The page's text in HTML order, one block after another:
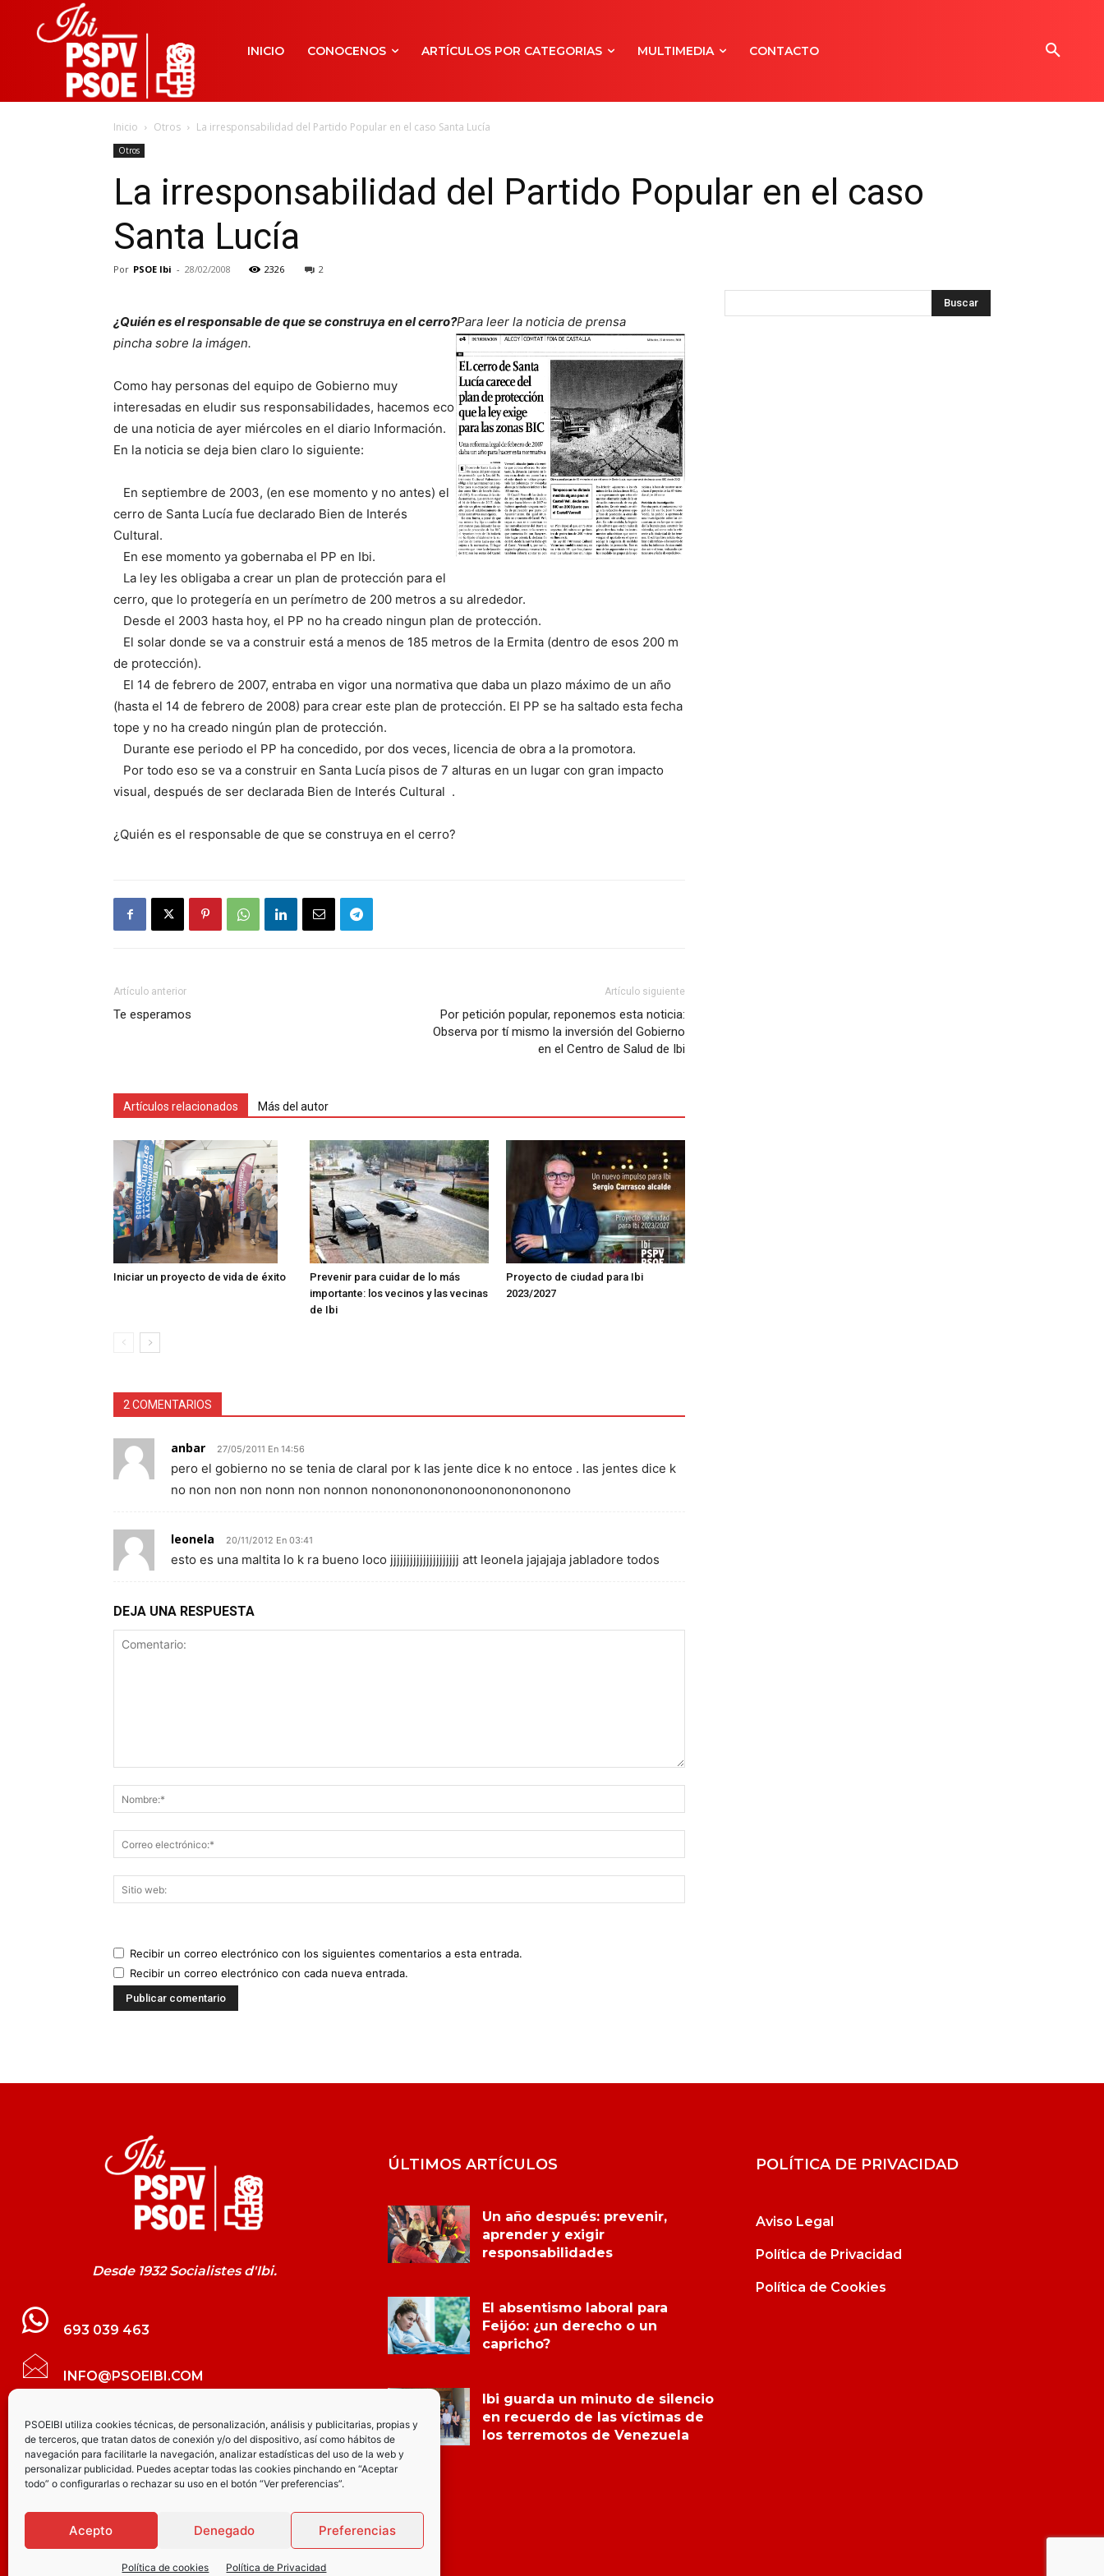
PSOEIBI utiliza cookies técnicas, de personalización, análisis y publicitarias, propias y
de terceros, que tratan datos de conexión y/o del dispositivo, así como hábitos de
navegación para facilitarle la navegación, analizar estadísticas del uso de la web y
personalizar publicidad. Puedes aceptar todas las cookies pinchando en “Aceptar
todo” o configurarlas o rechazar su uso en el botón “Ver preferencias”.
Acepto Denegado Preferencias
Política de cookies Política de Privacidad
INICIO CONOCENOS ARTÍCULOS POR CATEGORIAS MULTIMEDIA CONTACTO
Inicio Otros La irresponsabilidad del Partido Popular en el caso Santa Lucía
Otros
La irresponsabilidad del Partido Popular en el caso
Santa Lucía
Por PSOE Ibi - 28/02/2008 2326 2
¿Quién es el responsable de que se construya en el cerro?Para leer la noticia de prensa
pincha sobre la imágen.
Como hay personas del equipo de Gobierno muy
interesadas en eludir sus responsabilidades, hacemos eco
de una noticia de ayer miércoles en el diario Información.
En la noticia se deja bien claro lo siguiente:
En septiembre de 2003, (en ese momento y no antes) el
cerro de Santa Lucía fue declarado Bien de Interés
Cultural.
En ese momento ya gobernaba el PP en Ibi.
La ley les obligaba a crear un plan de protección para el
cerro, que lo protegería en un perímetro de 200 metros a su alrededor.
Desde el 2003 hasta hoy, el PP no ha creado ningun plan de protección.
El solar donde se va a construir está a menos de 185 metros de la Ermita (dentro de esos 200 m
de protección).
El 14 de febrero de 2007, entraba en vigor una normativa que daba un plazo máximo de un año
(hasta el 14 de febrero de 2008) para crear este plan de protección. El PP se ha saltado esta fecha
tope y no ha creado ningún plan de protección.
Durante ese periodo el PP ha concedido, por dos veces, licencia de obra a la promotora.
Por todo eso se va a construir en Santa Lucía pisos de 7 alturas en un lugar con gran impacto
visual, después de ser declarada Bien de Interés Cultural .
¿Quién es el responsable de que se construya en el cerro?
Artículo anterior
Te esperamos
Artículo siguiente
Por petición popular, reponemos esta noticia:
Observa por tí mismo la inversión del Gobierno
en el Centro de Salud de Ibi
Artículos relacionados Más del autor
Iniciar un proyecto de vida de éxito
Prevenir para cuidar de lo más
importante: los vecinos y las vecinas
de Ibi
Proyecto de ciudad para Ibi
2023/2027
2 COMENTARIOS
anbar 27/05/2011 En 14:56
pero el gobierno no se tenia de claral por k las jente dice k no entoce . las jentes dice k
no non non non nonn non nonnon nononononononoonononononono
leonela 20/11/2012 En 03:41
esto es una maltita lo k ra bueno loco jjjjjjjjjjjjjjjjjjjjj att leonela jajajaja jabladore todos
DEJA UNA RESPUESTA
Recibir un correo electrónico con los siguientes comentarios a esta entrada.
Recibir un correo electrónico con cada nueva entrada.
Desde 1932 Socialistes d'Ibi.
693 039 463
INFO@PSOEIBI.COM
GRUPO MUNICIPAL SOCIALISTA DE IBI C/
LES ERES, 48 – 3º - DESPACHO PSOE
PARTIDO SOCIALISTA DE IBI AV.
JOAQUÍN VILANOVA, 8 - BAJO
ÚLTIMOS ARTÍCULOS
Un año después: prevenir,
aprender y exigir
responsabilidades
El absentismo laboral para
Feijóo: ¿un derecho o un
capricho?
Ibi guarda un minuto de silencio
en recuerdo de las víctimas de
los terremotos de Venezuela
POLÍTICA DE PRIVACIDAD
Aviso Legal
Política de Privacidad
Política de Cookies